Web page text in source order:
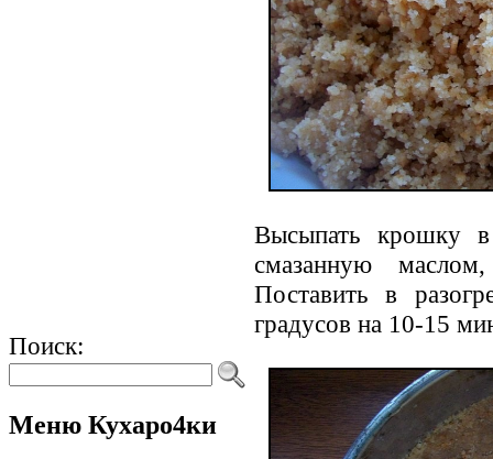
Поиск:
Меню Кухаро4ки
Высыпать крошку в
смазанную
Поставить в
градусов на 10-15